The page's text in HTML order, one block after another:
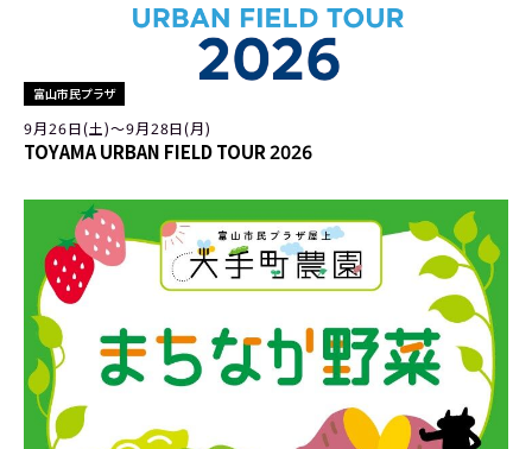
富山市民プラザ
9月26日(土)〜9月28日(月)
TOYAMA URBAN FIELD TOUR 2026